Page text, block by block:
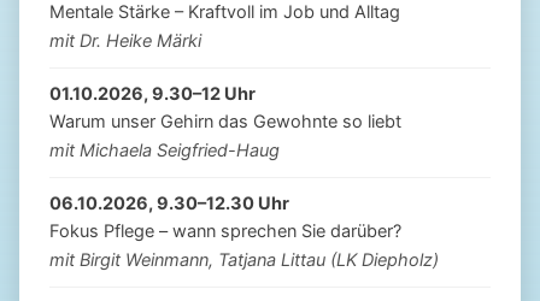
Mentale Stärke – Kraftvoll im Job und Alltag
mit Dr. Heike Märki
01.10.2026, 9.30–12 Uhr
Warum unser Gehirn das Gewohnte so liebt
mit Michaela Seigfried-Haug
06.10.2026, 9.30–12.30 Uhr
Fokus Pflege – wann sprechen Sie darüber?
mit Birgit Weinmann, Tatjana Littau (LK Diepholz)